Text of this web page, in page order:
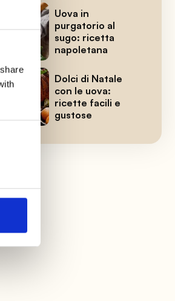
Uova in
purgatorio al
sugo: ricetta
napoletana
Dolci di Natale
con le uova:
ricette facili e
gustose